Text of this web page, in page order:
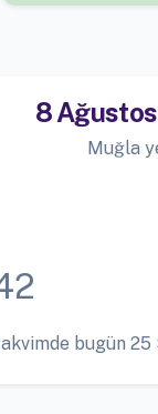
8
Muğla
bugün